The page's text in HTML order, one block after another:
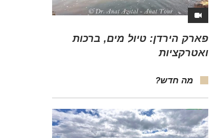
פארק הירדן: טיול מים, ברכות
ואטרקציות
מה חדש?